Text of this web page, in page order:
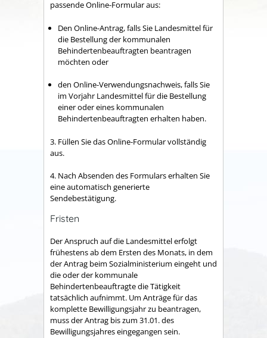
passende Online-Formular aus:
Den Online-Antrag, falls Sie Landesmittel für
die Bestellung der kommunalen
Behindertenbeauftragten beantragen
möchten oder
den Online-Verwendungsnachweis, falls Sie
im Vorjahr Landesmittel für die Bestellung
einer oder eines kommunalen
Behindertenbeauftragten erhalten haben.
3. Füllen Sie das Online-Formular vollständig
aus.
4. Nach Absenden des Formulars erhalten Sie
eine automatisch generierte
Sendebestätigung.
Fristen
Der Anspruch auf die Landesmittel erfolgt
frühestens ab dem Ersten des Monats, in dem
der Antrag beim Sozialministerium eingeht und
die oder der kommunale
Behindertenbeauftragte die Tätigkeit
tatsächlich aufnimmt. Um Anträge für das
komplette Bewilligungsjahr zu beantragen,
muss der Antrag bis zum 31.01. des
Bewilligungsjahres eingegangen sein.